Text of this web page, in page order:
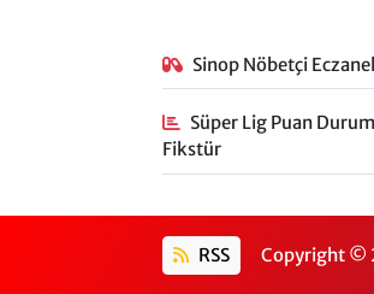
Sinop Nöbetçi
Süper Lig Puan
Fikstür
RSS Copyright ©